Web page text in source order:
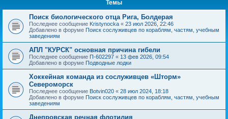
Темы
Поиск биологического отца Рига, Болдерая
Последнее сообщение Kristynocka « 23 июл 2026, 22:46
Добавлено в форуме Поиск сослуживцев по кораблям, частям, учебным
заведениям
АПЛ "КУРСК" основная причина гибели
Последнее сообщение П-602297 « 13 фев 2026, 09:54
Добавлено в форуме Подводные лодки
Хоккейная команда из сослуживцев «Шторм»
Североморск
Последнее сообщение Botvin020 « 28 июл 2024, 18:18
Добавлено в форуме Поиск сослуживцев по кораблям, частям, учебным
заведениям
Днепровская речная флотилия